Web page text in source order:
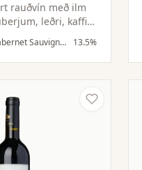
rauðvín með ilm
leðri, kaffi
Þétt og
tóbakstónum,
fáguðum
Cabernet Franc, Cabernet Sauvignon 13.5%